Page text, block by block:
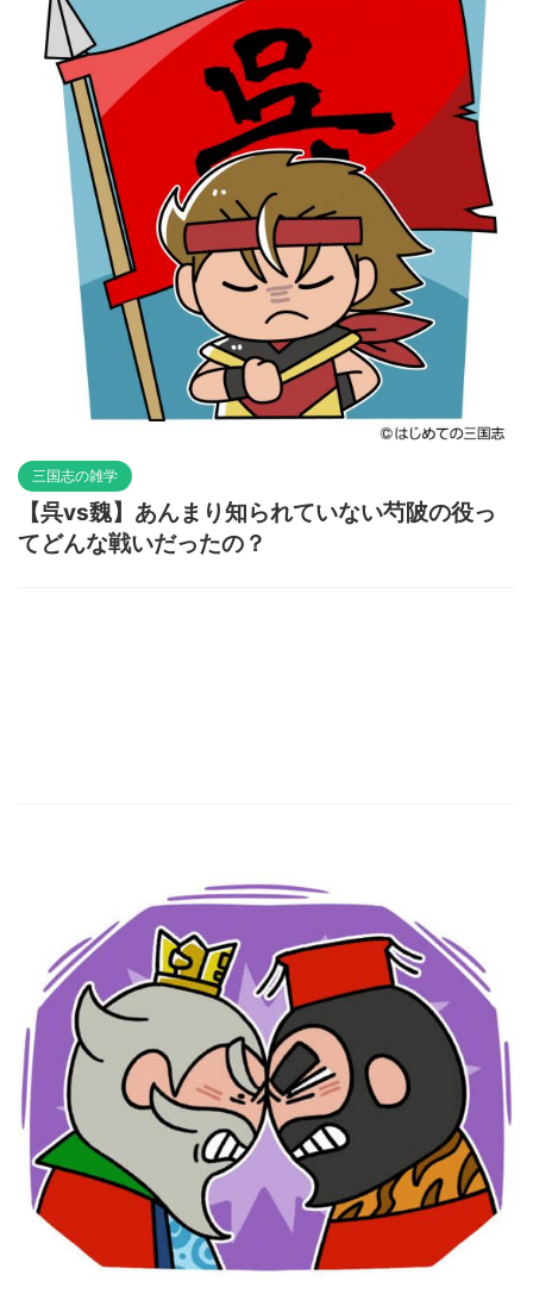
三国志の雑学
【呉vs魏】あんまり知られていない芍陂の役っ
てどんな戦いだったの？